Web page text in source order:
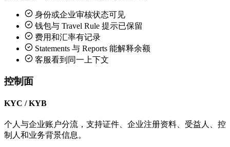
身份或企业审核状态可见
钱包与 Travel Rule 提示已保留
费用和汇率有记录
Statements 与 Reports 能解释余额
客服看到同一上下文
控制面
KYC / KYB
个人与企业账户分流，支持证件、企业注册资料、受益人、控
制人和业务背景信息。